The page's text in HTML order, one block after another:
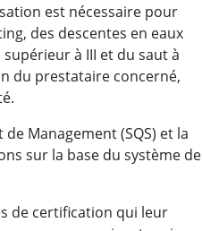
est nécessaire pour
des descentes en eaux
à III et du saut à
du prestataire concerné,
Management (SQS) et la
sur la base du système de
de certification qui leur